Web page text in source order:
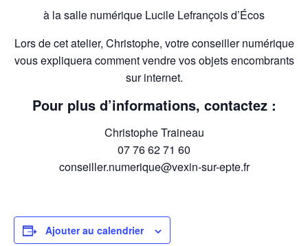
à la salle numérique Lucile Lefrançois d’Écos
Lors de cet atelier, Christophe, votre conseiller numérique
vous expliquera comment vendre vos objets encombrants
sur internet.
Pour plus d’informations, contactez :
Christophe Traineau
07 76 62 71 60
conseiller.numerique@vexin-sur-epte.fr
Ajouter au calendrier